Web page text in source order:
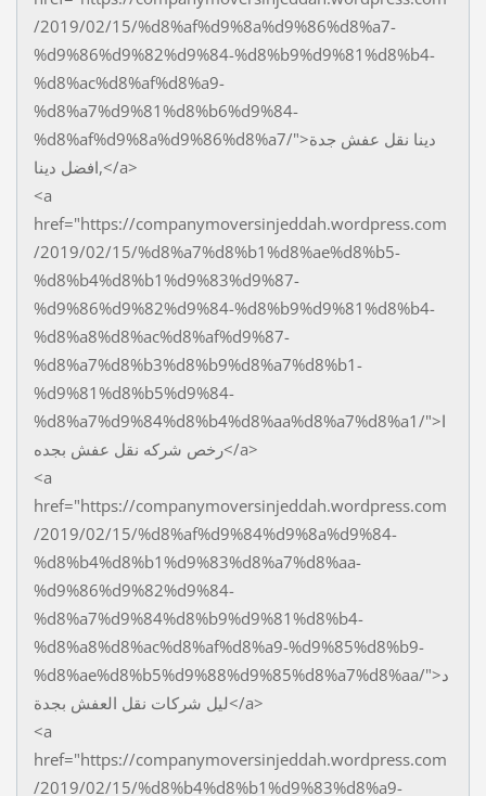
/2019/02/15/%d8%af%d9%8a%d9%86%d8%a7-
%d9%86%d9%82%d9%84-%d8%b9%d9%81%d8%b4-
%d8%ac%d8%af%d8%a9-
%d8%a7%d9%81%d8%b6%d9%84-
%d8%af%d9%8a%d9%86%d8%a7/">دينا نقل عفش جدة
,افضل دينا</a>
<a
href="https://companymoversinjeddah.wordpress.com
/2019/02/15/%d8%a7%d8%b1%d8%ae%d8%b5-
%d8%b4%d8%b1%d9%83%d9%87-
%d9%86%d9%82%d9%84-%d8%b9%d9%81%d8%b4-
%d8%a8%d8%ac%d8%af%d9%87-
%d8%a7%d8%b3%d8%b9%d8%a7%d8%b1-
%d9%81%d8%b5%d9%84-
%d8%a7%d9%84%d8%b4%d8%aa%d8%a7%d8%a1/">ا
رخص شركه نقل عفش بجده</a>
<a
href="https://companymoversinjeddah.wordpress.com
/2019/02/15/%d8%af%d9%84%d9%8a%d9%84-
%d8%b4%d8%b1%d9%83%d8%a7%d8%aa-
%d9%86%d9%82%d9%84-
%d8%a7%d9%84%d8%b9%d9%81%d8%b4-
%d8%a8%d8%ac%d8%af%d8%a9-%d9%85%d8%b9-
%d8%ae%d8%b5%d9%88%d9%85%d8%a7%d8%aa/">د
ليل شركات نقل العفش بجدة</a>
<a
href="https://companymoversinjeddah.wordpress.com
/2019/02/15/%d8%b4%d8%b1%d9%83%d8%a9-